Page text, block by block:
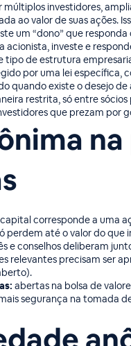
investidores,
ao valor de suas ações.
um “dono” que
acionista, investe e
tipo de estrutura
por uma lei
quando existe o desejo
restrita, só entre
que prezam por
corresponde a uma
perdem até o valor do
e conselhos deliberam
relevantes precisam ser
abertas na bolsa de
segurança na tomada